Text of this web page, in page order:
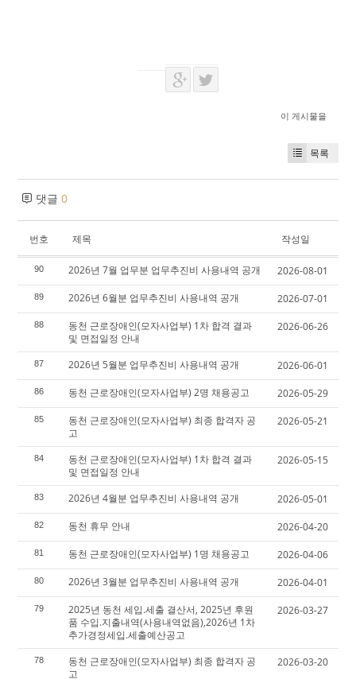
이 게시물을
목록
댓글 0
번호 제목 작성일
90 2026년 7월 업무분 업무추진비 사용내역 공개 2026-08-01
89 2026년 6월분 업무추진비 사용내역 공개 2026-07-01
88
동천 근로장애인(모자사업부) 1차 합격 결과
및 면접일정 안내
2026-06-26
87 2026년 5월분 업무추진비 사용내역 공개 2026-06-01
86 동천 근로장애인(모자사업부) 2명 채용공고 2026-05-29
85
동천 근로장애인(모자사업부) 최종 합격자 공
고
2026-05-21
84
동천 근로장애인(모자사업부) 1차 합격 결과
및 면접일정 안내
2026-05-15
83 2026년 4월분 업무추진비 사용내역 공개 2026-05-01
82 동천 휴무 안내 2026-04-20
81 동천 근로장애인(모자사업부) 1명 채용공고 2026-04-06
80 2026년 3월분 업무추진비 사용내역 공개 2026-04-01
79
2025년 동천 세입.세출 결산서, 2025년 후원
품 수입.지출내역(사용내역없음),2026년 1차
추가경정세입.세출예산공고
2026-03-27
78
동천 근로장애인(모자사업부) 최종 합격자 공
고
2026-03-20